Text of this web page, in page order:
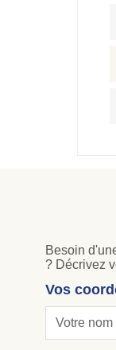
Besoin
? Décrivez
Vos